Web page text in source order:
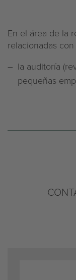
En el área de la
relacionadas con
la auditoría
pequeñas